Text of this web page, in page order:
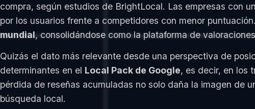
compra, según estudios de BrightLocal. Las empresas con
por los usuarios frente a competidores con menor
mundial, consolidándose como la plataforma de
Quizás el dato más relevante desde una perspectiva de
determinantes en el Local Pack de Google, es decir, en los
pérdida de reseñas acumuladas no solo daña la imagen de
búsqueda local.